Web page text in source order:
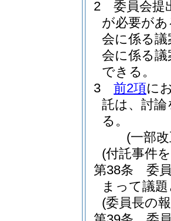
2
委員会提
が必要が
会に係る議
会に係る
できる。
3
前2項に
託は、討
る。
(一部
(付託事件
第38条
委
まって議
(委員長の